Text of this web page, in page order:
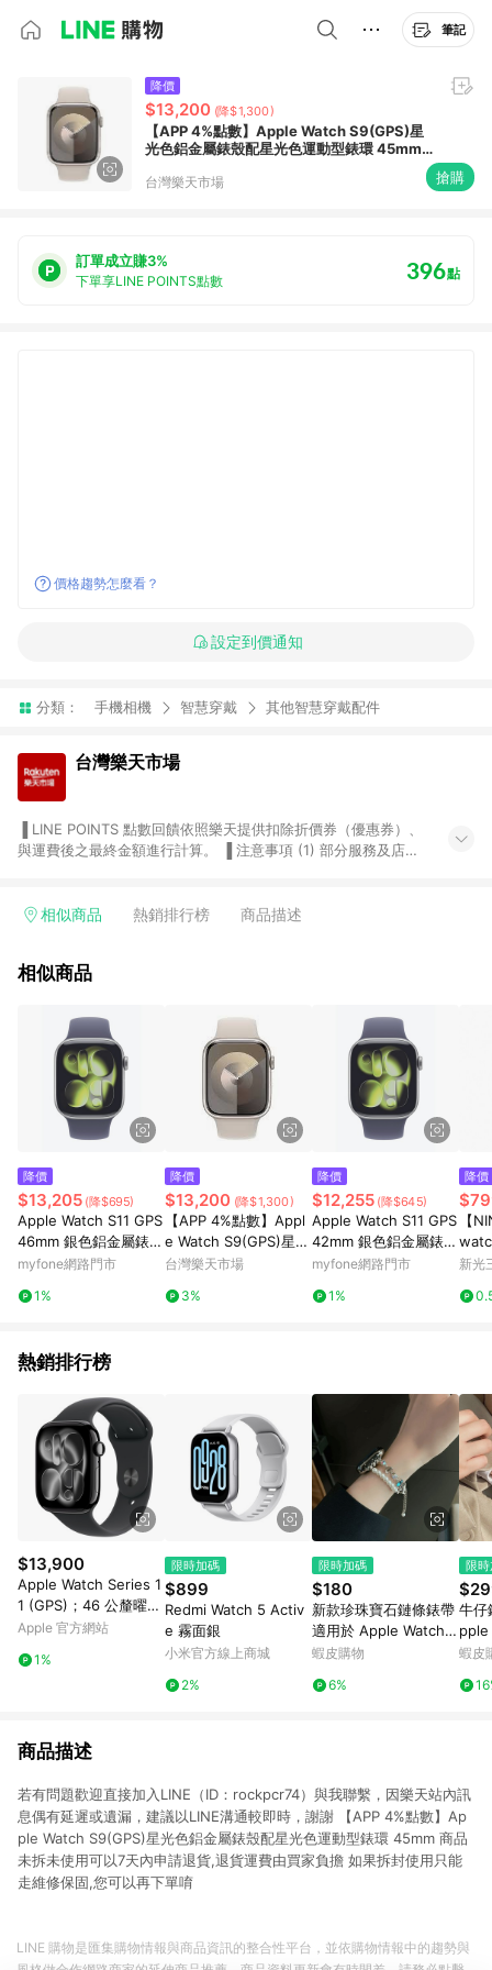
筆記
降價
$13,200 (降$1,300)
【APP 4%點數】Apple Watch S9(GPS)星
光色鋁金屬錶殼配星光色運動型錶環 45mm
商品未拆未使用可以7天內申請退貨,退貨運費
由買家負擔 如果拆封使用只能走維修保固,您
台灣樂天市場 搶購
訂單成立賺3%
下單享LINE POINTS點數 396點
價格趨勢怎麼看？
設定到價通知
分類： 手機相機 智慧穿戴 其他智慧穿戴配件
台灣樂天市場
與運費後之最終金額進行計算。 ▐ 注意事項 (1) 部分服務及店家
Smart mobile、神腦生活、JS巨盛、樂天KOBO電子書，請詳閱
台灣樂天市場，並在同一瀏覽器於24小時內結帳，才享有 LINE
市場 45 天內完成訂單出貨及結帳，則不符合贈點資格。 (4) 如
使用APP、或中途瀏覽比價網、回饋網、Google等其他網頁、或
由網頁版(電腦版/手機版網頁)切換為App都將會造成追蹤中斷而
無法進行 LINE POINTS 回饋。 (5) LINE 購物為購物資訊整合性
平台，商品資料更新會有時間差，如顯示之商品規格、顏色、價
位、贈品與台灣樂天市場銷售網頁不符，以銷售網頁標示為準。
(6) 導購訂單已逾 365 天，根據台灣樂天回饋規定，逾期訂單將
點數回饋或點數回饋有爭議，台灣樂天市場保有更改條款與法律
追訴之權利，活動詳情以樂天市場網站公告為準。
相似商品 熱銷排行榜 商品描述
相似商品
降價
$13,205 (降$695)
Apple Watch S11 GPS
46mm 銀色鋁金屬錶殼
配霧紫色錶帶-M/L(ME
myfone網路門市
1%
降價
$13,200 (降$1,300)
【APP 4%點數】Appl
e Watch S9(GPS)星光
色鋁金屬錶殼配星光色
品未拆未使用可以7天
台灣樂天市場
3%
降價
$12,255 (降$645)
Apple Watch S11 GPS
42mm 銀色鋁金屬錶殼
配霧紫色錶帶-M/L(ME
myfone網路門市
1%
降價
【
帶
新光
熱銷排行榜
$13,900
Apple Watch Series 1
1 (GPS)；46 公釐曜石
黑色鋁金屬錶殼；黑色
Apple 官方網站
1%
限時加碼
$899
Redmi Watch 5 Activ
e 霧面銀
小米官方線上商城
2%
限時加碼
$180
新款珍珠寶石鏈條錶帶
適用於 Apple Watch 1
0 錶帶 8 7 6 5 SE 錶
蝦皮購物
6%
限
牛仔
pple
8 7
蝦皮
商品描述
若有問題歡迎直接加入LINE（ID：rockpcr74）與我聯繫，因樂天站內訊
息偶有延遲或遺漏，建議以LINE溝通較即時，謝謝 【APP 4%點數】Ap
ple Watch S9(GPS)星光色鋁金屬錶殼配星光色運動型錶環 45mm 商品
未拆未使用可以7天內申請退貨,退貨運費由買家負擔 如果拆封使用只能
走維修保固,您可以再下單唷
LINE 購物是匯集購物情報與商品資訊的整合性平台，並依購物情報中的趨勢與